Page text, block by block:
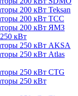
200 кВт Teksan
200 кВт ТСС
200 кВт ЯМЗ
кВт
250 кВт AKSA
250 кВт Atlas
250 кВт CTG
250 кВт